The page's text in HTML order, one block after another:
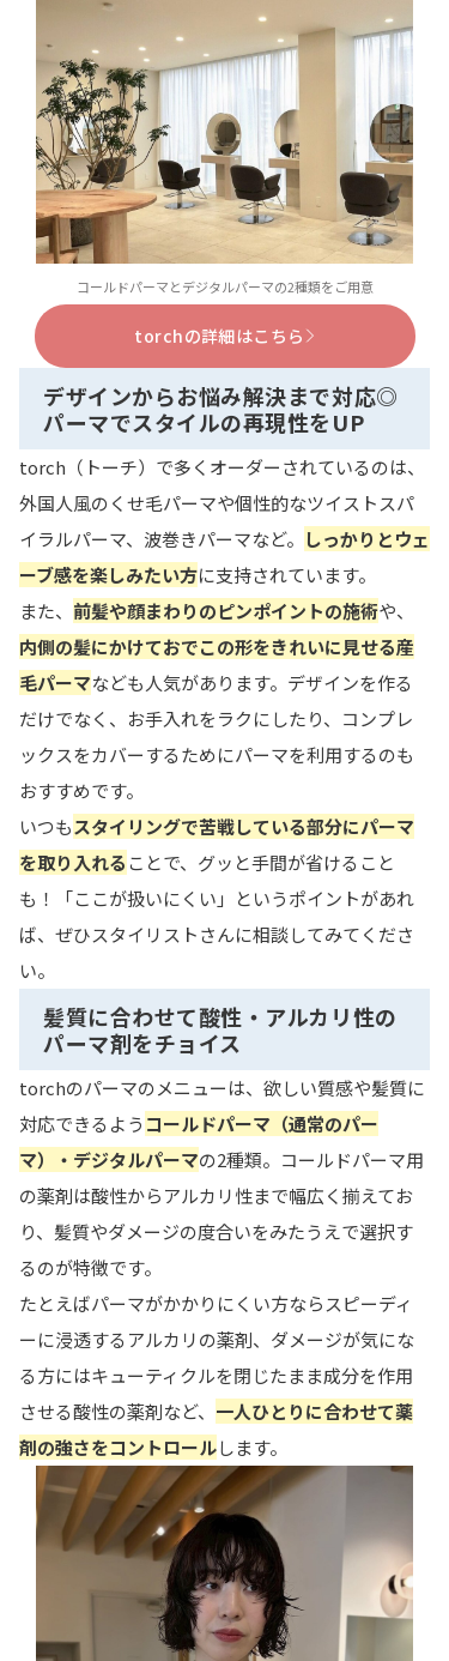
コールドパーマとデジタルパーマの2種類をご用意
torchの詳細はこちら
デザインからお悩み解決まで対応◎
パーマでスタイルの再現性をUP
torch（トーチ）で多くオーダーされているのは、
外国人風のくせ毛パーマや個性的なツイストスパ
イラルパーマ、波巻きパーマなど。 しっかりとウェ
ーブ感を楽しみたい方に支持されています。
また、 前髪や顔まわりのピンポイントの施術や、
内側の髪にかけておでこの形をきれいに見せる産
毛パーマなども人気があります。デザインを作る
だけでなく、お手入れをラクにしたり、コンプレ
ックスをカバーするためにパーマを利用するのも
おすすめです。
いつもスタイリングで苦戦している部分にパーマ
を取り入れることで、グッと手間が省けること
も！「ここが扱いにくい」というポイントがあれ
ば、ぜひスタイリストさんに相談してみてくださ
い。
髪質に合わせて酸性・アルカリ性の
パーマ剤をチョイス
torchのパーマのメニューは、欲しい質感や髪質に
対応できるよう コールドパーマ（通常のパー
マ）・デジタルパーマの2種類。コールドパーマ用
の薬剤は酸性からアルカリ性まで幅広く揃えてお
り、髪質やダメージの度合いをみたうえで選択す
るのが特徴です。
たとえばパーマがかかりにくい方ならスピーディ
ーに浸透するアルカリの薬剤、ダメージが気にな
る方にはキューティクルを閉じたまま成分を作用
させる酸性の薬剤など、 一人ひとりに合わせて薬
剤の強さをコントロールします。